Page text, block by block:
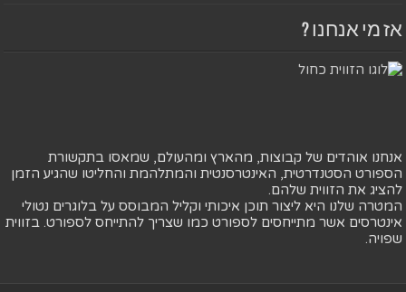
אז מי אנחנו ?
אנחנו אוהדים של קבוצות, מהארץ ומהעולם, שמאסו בתקשורת
הספורט הסטנדרטית, האינטרסנטית והמתלהמת והחליטו שהגיע הזמן
להציג את הזווית שלהם.
המטרה שלנו היא ליצור תוכן איכותי וקליל המבוסס על בלוגרים נטולי
אינטרסים אשר מתייחסים לספורט כמו שצריך להתייחס לספורט. בזווית
שפויה.